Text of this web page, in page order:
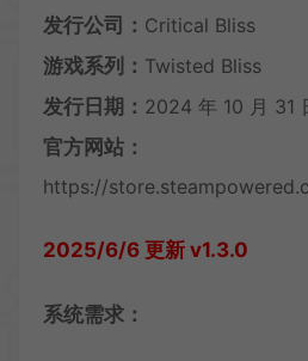
发行公司： Critical Bliss
游戏系列： Twisted Bliss
发行日期： 2024 年 10 月 31
官方网站：
https://
2025/6/6 更新 v1.3.0
系统需求：